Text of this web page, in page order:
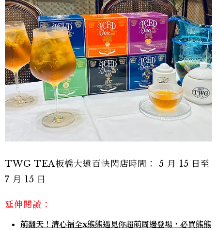
TWG TEA板橋大遠百快閃店時間： 5 月 15 日至
7 月 15 日
延伸閱讀：
萌翻天！清心福全x熊熊遇見你超萌周邊登場，必買熊熊